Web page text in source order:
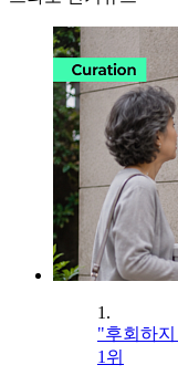
1.
"후회하
1위